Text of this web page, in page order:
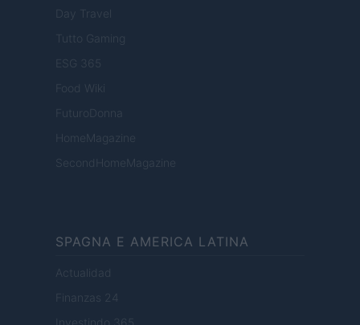
Day Travel
Tutto Gaming
ESG 365
Food Wiki
FuturoDonna
HomeMagazine
SecondHomeMagazine
SPAGNA E AMERICA LATINA
Actualidad
Finanzas 24
Investindo 365